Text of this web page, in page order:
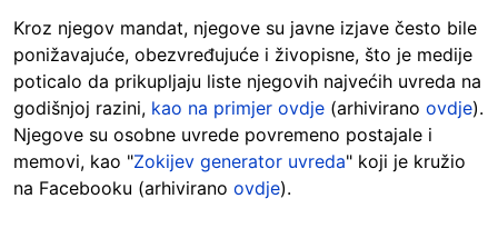
Kroz njegov mandat, njegove su javne izjave često bile
ponižavajuće, obezvređujuće i živopisne, što je medije
poticalo da prikupljaju liste njegovih najvećih uvreda na
godišnjoj razini, kao na primjer ovdje (arhivirano ovdje).
Njegove su osobne uvrede povremeno postajale i
memovi, kao "Zokijev generator uvreda" koji je kružio
na Facebooku (arhivirano ovdje).